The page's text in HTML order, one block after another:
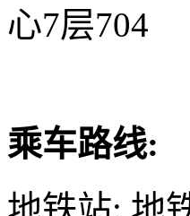
心7层704
乘车路线: